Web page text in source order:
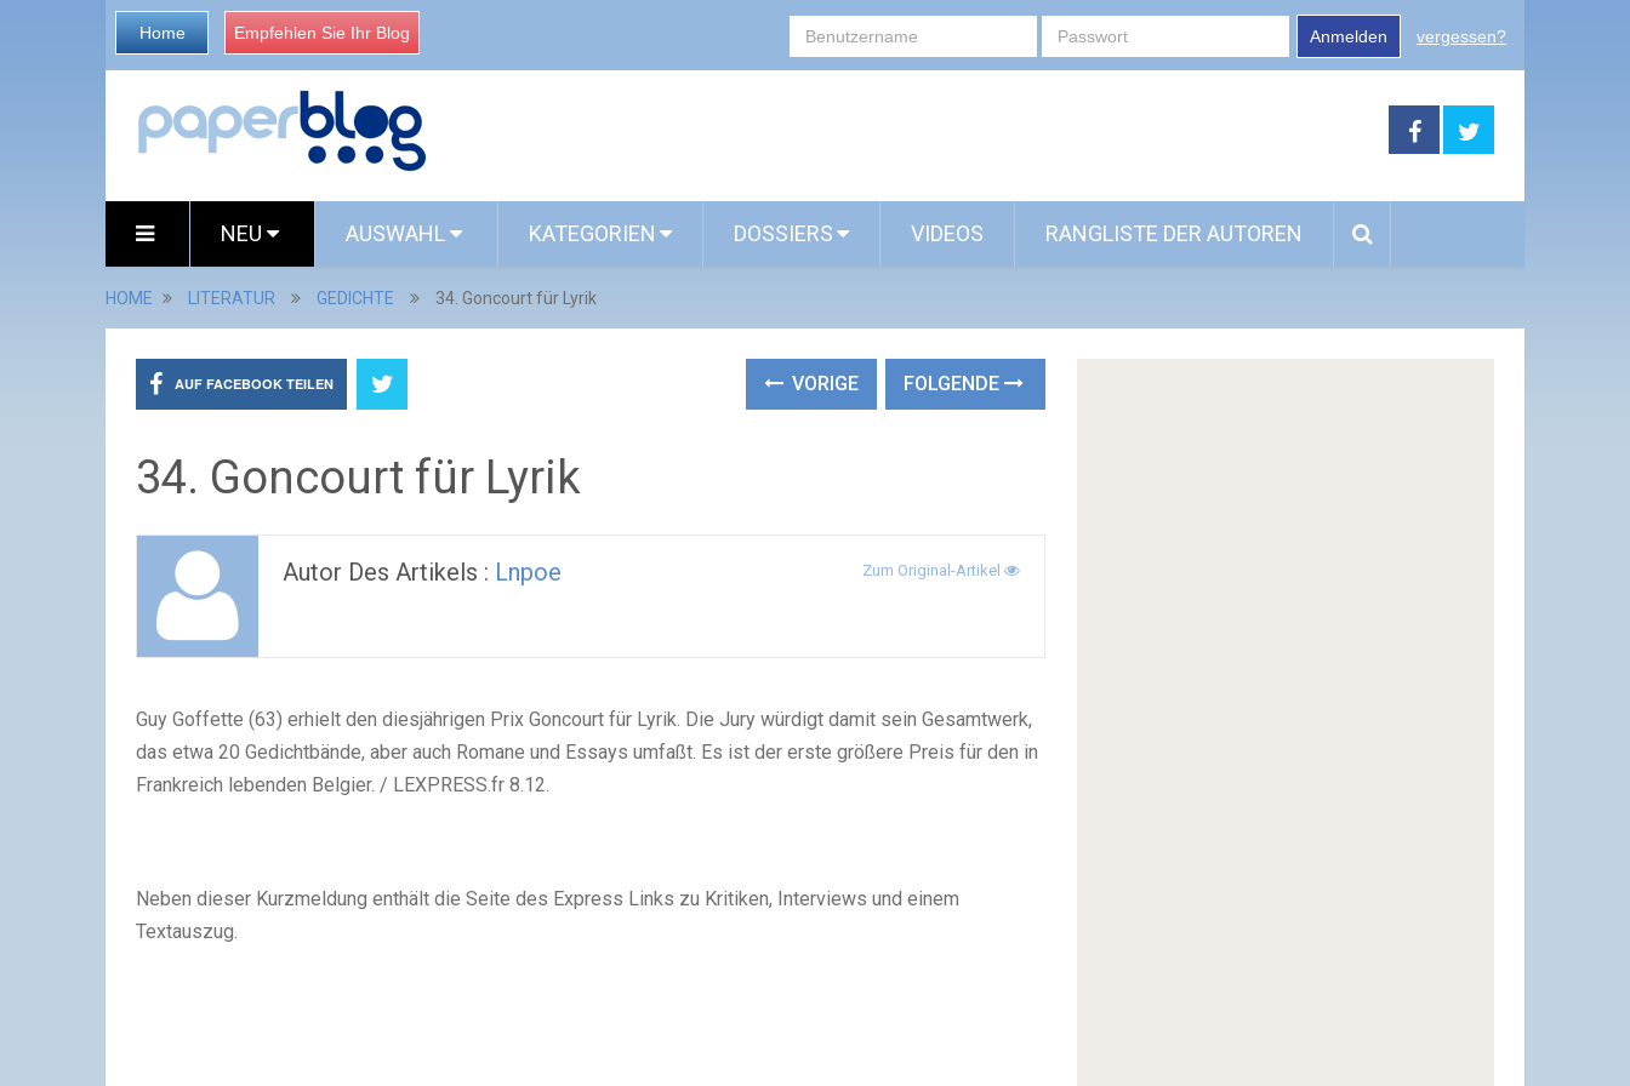
Home Empfehlen Sie Ihr Blog Anmelden vergessen?
NEU AUSWAHL KATEGORIEN DOSSIERS VIDEOS RANGLISTE DER AUTOREN
HOME LITERATUR GEDICHTE 34. Goncourt für Lyrik
AUF FACEBOOK TEILEN VORIGE FOLGENDE
34. Goncourt für Lyrik
Autor Des Artikels : Lnpoe Zum Original-Artikel
Guy Goffette (63) erhielt den diesjährigen Prix Goncourt für Lyrik. Die Jury würdigt damit sein Gesamtwerk,
das etwa 20 Gedichtbände, aber auch Romane und Essays umfaßt. Es ist der erste größere Preis für den in
Frankreich lebenden Belgier. / LEXPRESS.fr 8.12.
Neben dieser Kurzmeldung enthält die Seite des Express Links zu Kritiken, Interviews und einem
Textauszug.